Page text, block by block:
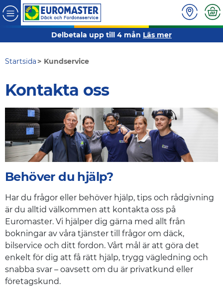
Delbetala upp till 4 mån Läs mer
Startsida Kundservice
Kontakta oss
Behöver du hjälp?
Har du frågor eller behöver hjälp, tips och rådgivning
är du alltid välkommen att kontakta oss på
Euromaster. Vi hjälper dig gärna med allt från
bokningar av våra tjänster till frågor om däck,
bilservice och ditt fordon. Vårt mål är att göra det
enkelt för dig att få rätt hjälp, trygg vägledning och
snabba svar – oavsett om du är privatkund eller
företagskund.